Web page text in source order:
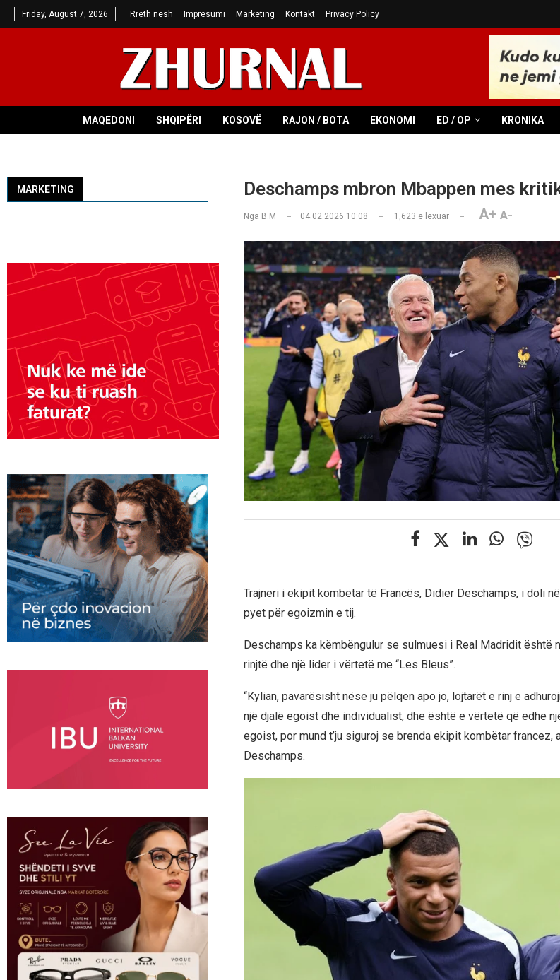
Friday, August 7, 2026 Rreth nesh Impresumi Marketing Kontakt Privacy Policy
MAQEDONI SHQIPËRI KOSOVË RAJON / BOTA EKONOMI ED / OP KRONIKA
Deschamps mbron Mbappen mes
Nga B.M 04.02.2026 10:08 1,623 e lexuar A+ A-
Trajneri i ekipit kombëtar të Francës, Didier Deschamps, i doli
pyet për egoizmin e tij.
Deschamps ka këmbëngulur se sulmuesi i Real Madridit është
rinjtë dhe një lider i vërtetë me “Les Bleus”.
“Kylian, pavarësisht nëse ju pëlqen apo jo, lojtarët e rinj e
një djalë egoist dhe individualist, dhe është e vërtetë që edhe
egoist, por mund t’ju siguroj se brenda ekipit kombëtar francez,
Deschamps.
MARKETING